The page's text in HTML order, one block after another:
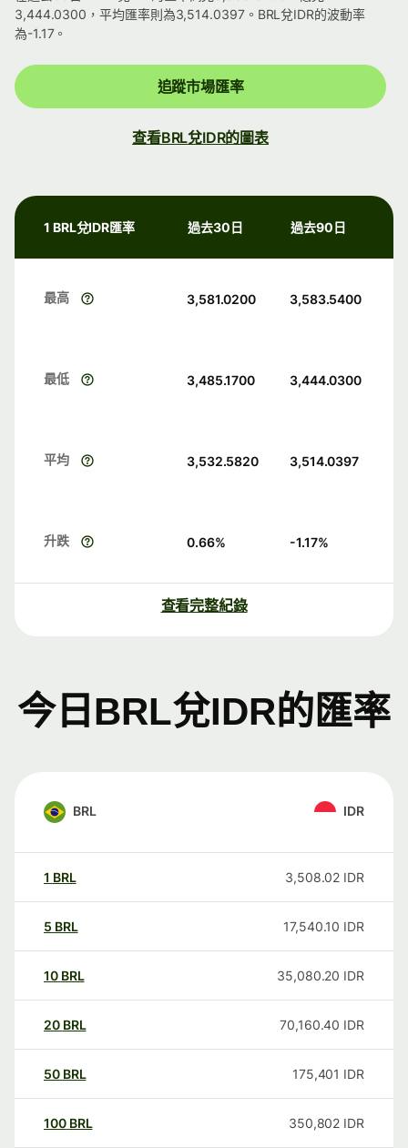
3,444.0300，平均匯率則為3,514.0397。BRL兌IDR的波動率
為-1.17。
追蹤市場匯率
查看BRL兌IDR的圖表
1 BRL兌IDR匯率 過去30日 過去90日
最高 3,581.0200 3,583.5400
最低 3,485.1700 3,444.0300
平均 3,532.5820 3,514.0397
升跌 0.66% -1.17%
查看完整紀錄
今日BRL兌IDR的匯率
BRL IDR
1 BRL 3,508.02 IDR
5 BRL 17,540.10 IDR
10 BRL 35,080.20 IDR
20 BRL 70,160.40 IDR
50 BRL 175,401 IDR
100 BRL 350,802 IDR